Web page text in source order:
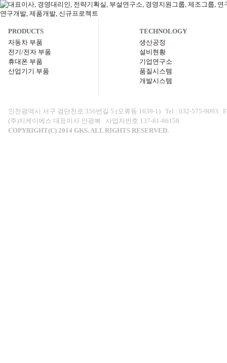
PRODUCTS
자동차 부품
전기/전자 부품
휴대폰 부품
산업기기 부품
TECHNOLOGY
생산공정
설비현황
기업연구소
품질시스템
개발시스템
인천광역시 서구 검단천로 356번길 5 (오류동 1639-1) Tel : 032-575-9093
(주)지케이에스 대표이사 안광복 사업자번호 137-81-86158
COPYRIGHT(C) 2014 GKS. ALL RIGHTS RESERVED.